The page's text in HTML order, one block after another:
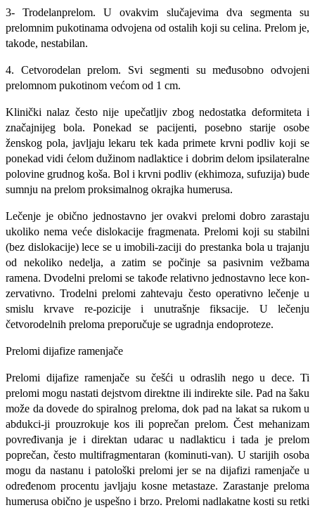
3- Trodelanprelom. U ovakvim slučajevi­ma dva segmenta su
prelomnim puko­tinama odvojena od ostalih koji su ce­lina. Prelom je,
takode, nestabilan.
4. Cetvorodelan prelom. Svi segmenti su međusobno odvojeni
prelomnom pu­kotinom većom od 1 cm.
Klinički nalaz često nije upečatljiv zbog nedostatka deformiteta i
značajnijeg bola. Ponekad se pacijenti, posebno starije oso­be
ženskog pola, javljaju lekaru tek kada primete krvni podliv koji se
ponekad vidi ćelom dužinom nadlaktice i dobrim delom ipsilateralne
polovine grudnog koša. Bol i krvni podliv (ekhimoza, sufuzija) bude
sumnju na prelom proksimalnog okrajka humerusa.
Lečenje je obično jednostavno jer ovakvi prelomi dobro zarastaju
ukoliko nema ve­će dislokacije fragmenata. Prelomi koji su stabilni
(bez dislokacije) lece se u imobili-zaciji do prestanka bola u trajanju
od ne­koliko nedelja, a zatim se počinje sa pasiv­nim vežbama
ramena. Dvodelni prelomi se takođe relativno jednostavno lece kon­
zervativno. Trodelni prelomi zahtevaju če­sto operativno lečenje u
smislu krvave re-pozicije i unutrašnje fiksacije. U lečenju
četvorodelnih preloma preporučuje se ugradnja endoproteze.
Prelomi dijafize ramenjače
Prelomi dijafize ramenjače su češći u od­raslih nego u dece. Ti
prelomi mogu nasta­ti dejstvom direktne ili indirekte sile. Pad na šaku
može da dovede do spiralnog prelo­ma, dok pad na lakat sa rukom u
abdukci-ji prouzrokuje kos ili poprečan prelom. Čest mehanizam
povređivanja je i direktan udarac u nadlakticu i tada je prelom
popre­čan, često multifragmentaran (kominuti-van). U starijih osoba
mogu da nastanu i pa­tološki prelomi jer se na dijafizi ramenjače u
određenom procentu javljaju kosne me­tastaze. Zarastanje preloma
humerusa obič­no je uspešno i brzo. Prelomi nadlakatne kosti su retki